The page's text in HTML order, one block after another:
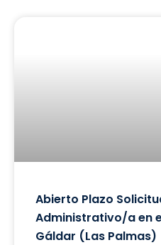
Abierto Plazo
Administrativo/a en
Gáldar (Las Palmas)